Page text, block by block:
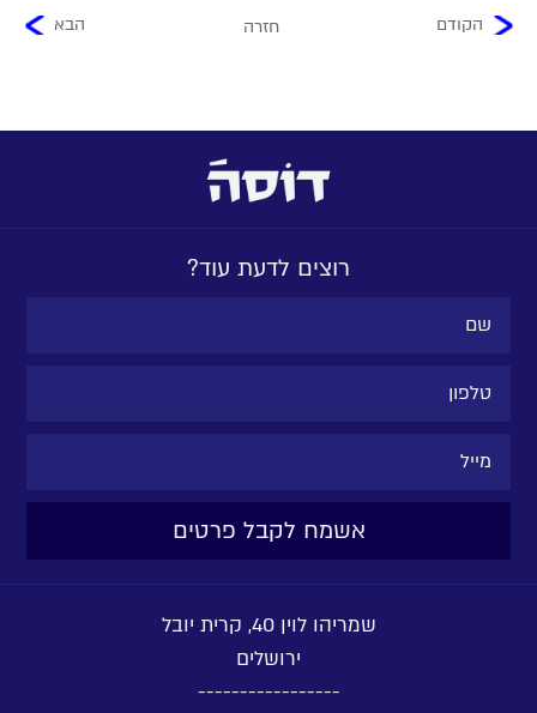
הקודם חזרה הבא
רוצים לדעת עוד?
שמריהו לוין 40, קרית יובל
ירושלים
-----------------